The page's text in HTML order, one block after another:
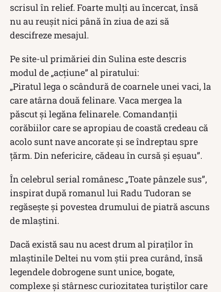
scrisul în relief. Foarte mulți au încercat, însă
nu au reușit nici până în ziua de azi să
descifreze mesajul.
Pe site-ul primăriei din Sulina este descris
modul de „acțiune” al piratului:
„Piratul lega o scândură de coarnele unei vaci, la
care atârna două felinare. Vaca mergea la
păscut şi legăna felinarele. Comandanţii
corăbiilor care se apropiau de coastă credeau că
acolo sunt nave ancorate şi se îndreptau spre
ţărm. Din nefericire, cădeau în cursă şi eşuau”.
În celebrul serial românesc „Toate pânzele sus”,
inspirat după romanul lui Radu Tudoran se
regăsește şi povestea drumului de piatră ascuns
de mlaştini.
Dacă există sau nu acest drum al piraților în
mlaștinile Deltei nu vom știi prea curând, însă
legendele dobrogene sunt unice, bogate,
complexe și stârnesc curiozitatea turiștilor care